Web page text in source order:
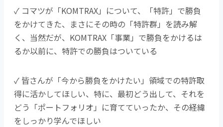
✓ コマツが「KOMTRAX」について、「特許」で勝負
をかけてきた、まさにその時の「特許群」を読み解
く、当然だが、KOMTRAX「事業」で勝負をかけるは
るか以前に、特許での勝負はついている
✓ 皆さんが「今から勝負をかけたい」領域での特許取
得に活かしてほしい、特に、最初どう出して、それを
どう「ポートフォリオ」に育てていったか、その経緯
をしっかり学んでほしい